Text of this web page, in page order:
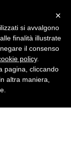
×
si avvalgono
finalità illustrate
il consenso
policy.
pagina, cliccando
altra maniera,